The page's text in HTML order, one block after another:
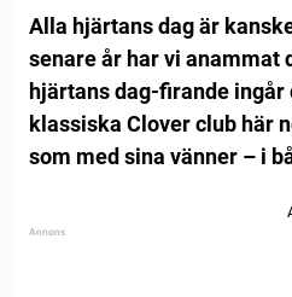
Alla hjärtans dag är
senare år har vi anammat
hjärtans dag-firande
klassiska Clover club här
som med sina vänner – i